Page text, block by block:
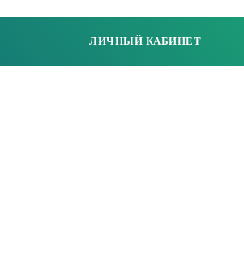
ЛИЧНЫЙ КАБИНЕТ